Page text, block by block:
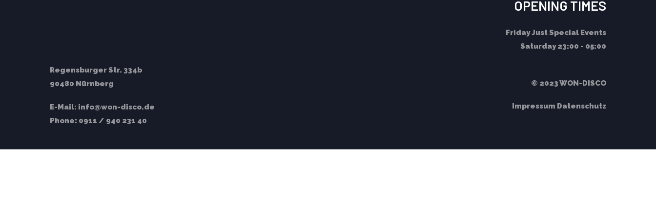
Regensburger Str. 334b
90480 Nürnberg
E-Mail: info@won-disco.de
Phone: 0911 / 940 231 40
OPENING TIMES
FridayJust Special Events
Saturday23:00 - 05:00
© 2023 WON-DISCO
Impressum Datenschutz